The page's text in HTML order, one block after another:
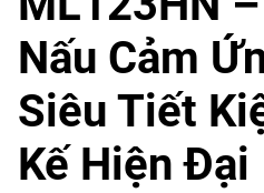
Nấu Cảm
Siêu Tiết
Kế Hiện Đại